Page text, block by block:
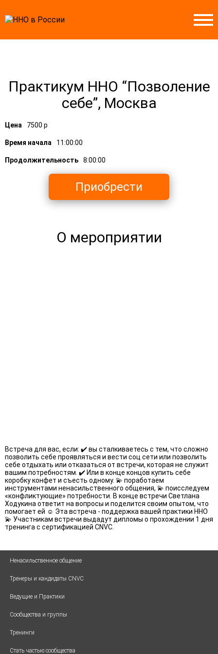
Практикум ННО “Позволение
себе”, Москва
Цена 7500 р
Время начала 11:00:00
Продолжительность 8:00:00
Приобрести
О мероприятии
Встреча для вас, если: ✔️ вы сталкиваетесь с тем, что сложно
позволить себе проявляться и вести соц сети или позволить
себе отдыхать или отказаться от встречи, которая не служит
вашим потребностям. ✔️ Или в конце концов купить себе
коробку конфет и съесть одному. 💫 поработаем
инструментами ненасильственного общения, 💫 поисследуем
«конфликтующие» потребности. В конце встречи Светлана
Ходукина ответит на вопросы и поделится своим опытом, что
помогает ей ☺️ Эта встреча - поддержка вашей практики ННО
💫 Участникам встречи выдадут дипломы о прохождении 1 дня
тренинга с сертификацией CNVC.
Ненасильственное общение
Тренеры и кандидаты CNVC
Ведущие и Практики
Сообщества и группы
Тренинги
Стать частью сообщества